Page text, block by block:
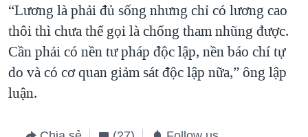
“Lương là phải đủ sống nhưng chỉ có lương cao
thôi thì chưa thể gọi là chống tham nhũng được.
Cần phải có nền tư pháp độc lập, nền báo chí tự
do và có cơ quan giảm sát độc lập nữa,” ông lập
luận.